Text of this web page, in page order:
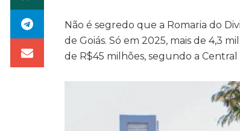
Não é segredo que a Romaria do
de Goiás. Só em 2025, mais de 4,3
de R$45 milhões, segundo a